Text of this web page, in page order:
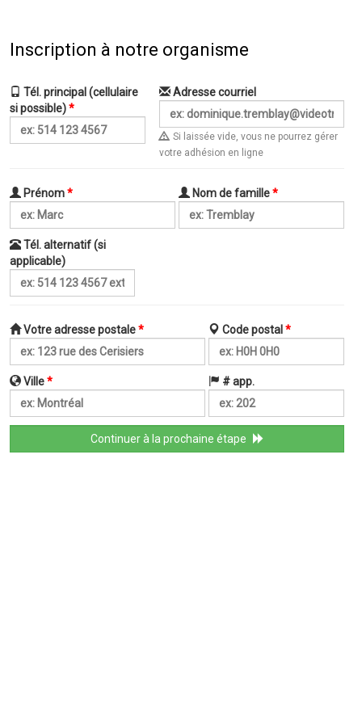
Inscription à notre organisme
Tél. principal (cellulaire
si possible)*
Adresse courriel
Si laissée vide, vous ne pourrez gérer
votre adhésion en ligne
Prénom* Nom de famille*
Tél. alternatif (si
applicable)
Votre adresse postale* Code postal *
Ville* # app.
Continuer à la prochaine étape